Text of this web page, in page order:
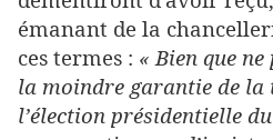
émanant de la
ces termes : « Bien que
la moindre garantie de la
l’élection présidentielle